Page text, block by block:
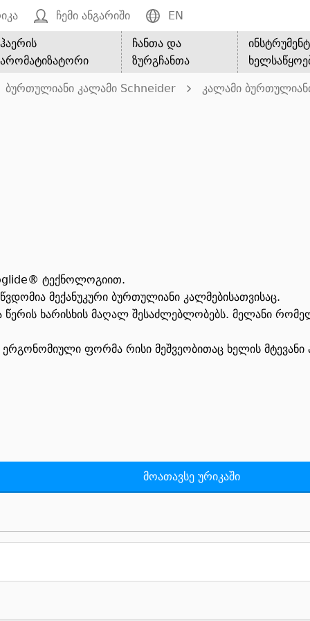
ჩემი ანგარიში EN
ჰაერის
არომატიზატორი
ჩანთა და
ზურგჩანთა
ბურთულიანი კალამი Schneider კალამი
ტექნოლოგიით.
მექანუკური ბურთულიანი კალმებისათვისაც.
ხარისხის მაღალ შესაძლებლობებს. მელანი
ერგონომიული ფორმა რისი მეშვეობითაც ხელის
მოათავსე ურიკაში